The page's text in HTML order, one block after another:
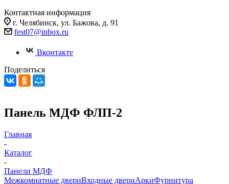
Контактная информация
г. Челябинск, ул. Бажова, д. 91
fest07@inbox.ru
Вконтакте
Поделиться
Панель МДФ ФЛП-2
Главная
-
Каталог
-
Панели МДФ
Межкомнатные двериВходные двериАркиФурнитура